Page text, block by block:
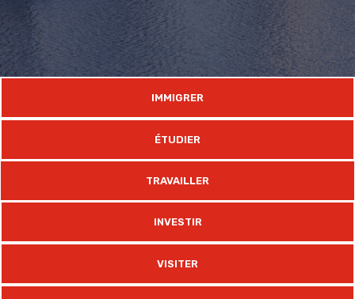
IMMIGRER
ÉTUDIER
TRAVAILLER
INVESTIR
VISITER